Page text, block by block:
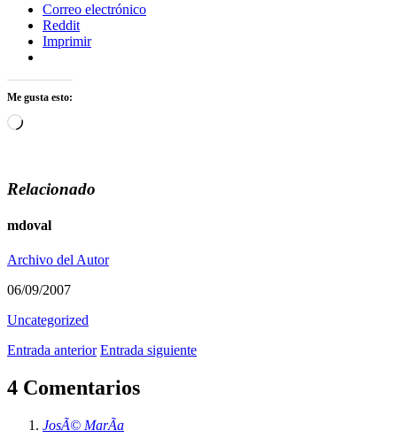
Correo electrónico
Reddit
Imprimir
Me gusta esto:
Cargando...
Relacionado
mdoval
Archivo del Autor
06/09/2007
Uncategorized
Entrada anterior Entrada siguiente
4 Comentarios
JosÃ© MarÃ­a